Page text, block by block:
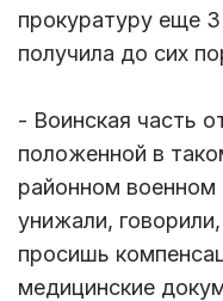
прокуратуру еще
получила до сих
- Воинская часть
положенной в
районном военном
унижали,
просишь
медицинские